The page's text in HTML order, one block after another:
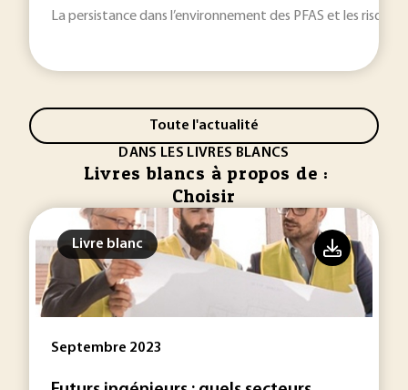
La persistance dans l’environnement des PFAS et les
Toute l'actualité
DANS LES LIVRES BLANCS
Livres blancs à propos de :
Choisir
Livre blanc
Septembre 2023